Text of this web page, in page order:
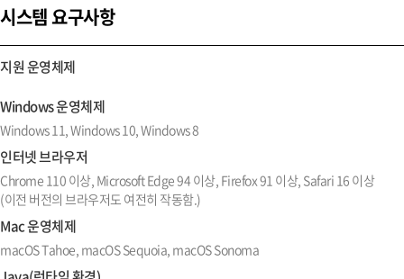
시스템 요구사항
지원 운영체제
Windows 운영체제
Windows 11, Windows 10, Windows 8
인터넷 브라우저
Chrome 110 이상, Microsoft Edge 94 이상, Firefox 91 이상, Safari 16 이상
(이전 버전의 브라우저도 여전히 작동함.)
Mac 운영체제
macOS Tahoe, macOS Sequoia, macOS Sonoma